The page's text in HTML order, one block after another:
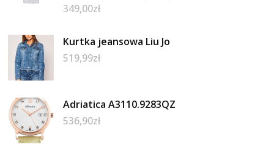
349,00zł
Kurtka jeansowa Liu Jo
519,99zł
Adriatica A3110.9283QZ
536,90zł